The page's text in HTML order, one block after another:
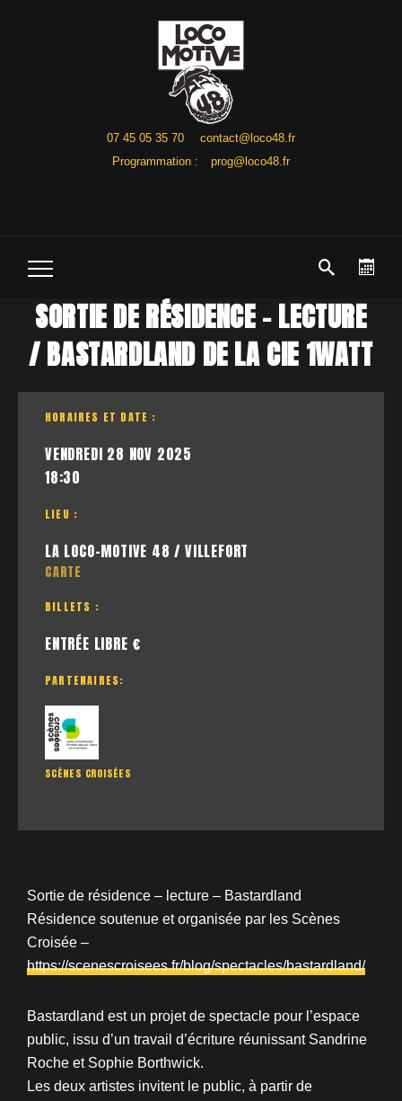
07 45 05 35 70
contact@loco48.fr
Programmation :
prog@loco48.fr
SORTIE DE RÉSIDENCE – LECTURE
/ BASTARDLAND DE LA CIE 1WATT
HORAIRES ET DATE :
VENDREDI 28 NOV 2025
18:30
LIEU :
LA LOCO-MOTIVE 48 / VILLEFORT
CARTE
BILLETS :
ENTRÉE LIBRE €
PARTENAIRES:
SCÈNES CROISÉES
Sortie de résidence – lecture – Bastardland
Résidence soutenue et organisée par les Scènes
Croisée –
https://scenescroisees.fr/blog/spectacles/bastardland/
Bastardland est un projet de spectacle pour l’espace
public, issu d’un travail d’écriture réunissant Sandrine
Roche et Sophie Borthwick.
Les deux artistes invitent le public, à partir de